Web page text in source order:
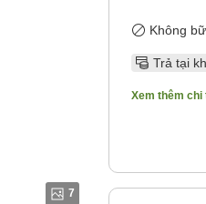
7
Không
Trả tại
Xem thêm chi